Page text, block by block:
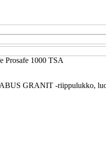
Prosafe 1000 TSA
GRANIT -riippulukko,